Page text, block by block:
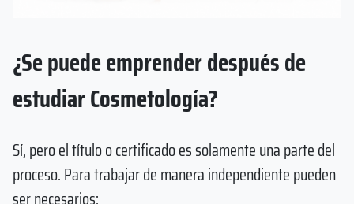
¿Se puede emprender después de
estudiar Cosmetología?
Sí, pero el título o certificado es solamente una parte del
proceso. Para trabajar de manera independiente pueden
ser necesarios: